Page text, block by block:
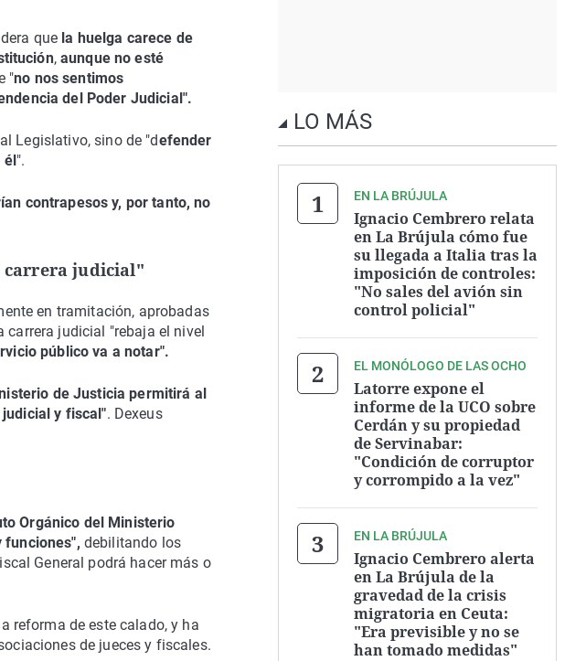
que la huelga carece de
,aunque no esté
"no nos sentimos
del Poder Judicial".
Legislativo, sino de "defender
él".
contrapesos y, por tanto, no
carrera judicial"
en tramitación, aprobadas
carrera judicial "rebaja el nivel
público va a notar".
de Justicia permitirá al
y fiscal". Dexeus
Orgánico del Ministerio
funciones", debilitando los
General podrá hacer más o
reforma de este calado, y ha
de jueces y fiscales.
LO MÁS
EN LA BRÚJULA
Ignacio Cembrero relata
en La Brújula cómo fue
su llegada a Italia tras la
imposición de controles:
"No sales del avión sin
control policial"
EL MONÓLOGO DE LAS OCHO
Latorre expone el
informe de la UCO sobre
Cerdán y su propiedad
de Servinabar:
"Condición de corruptor
y corrompido a la vez"
EN LA BRÚJULA
Ignacio Cembrero alerta
en La Brújula de la
gravedad de la crisis
migratoria en Ceuta:
"Era previsible y no se
han tomado medidas"